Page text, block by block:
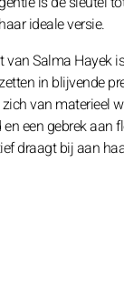
ideale versie.
van Salma Hayek
in blijvende
van materieel
een gebrek
draagt bij aan